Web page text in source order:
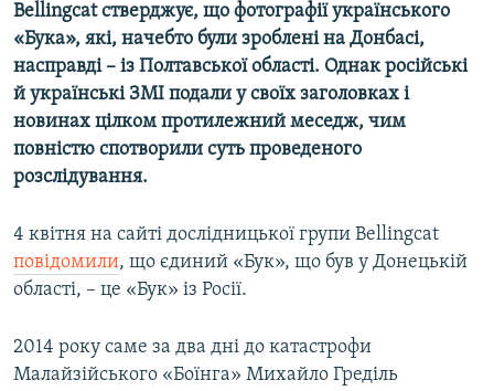
Bellingcat стверджує, що фотографії українського
«Бука», які, начебто були зроблені на Донбасі,
насправді – із Полтавської області. Однак російські
й українські ЗМІ подали у своїх заголовках і
новинах цілком протилежний меседж, чим
повністю спотворили суть проведеного
розслідування.
4 квітня на сайті дослідницької групи Bellingcat
повідомили, що єдиний «Бук», що був у Донецькій
області, – це «Бук» із Росії.
2014 року саме за два дні до катастрофи
Малайзійського «Боїнга» Михайло Греділь